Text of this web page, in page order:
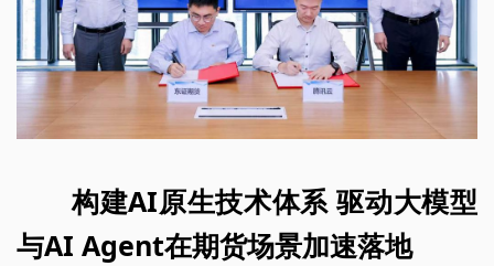
构建AI原生技术体系 驱动大模型
与AI Agent在期货场景加速落地